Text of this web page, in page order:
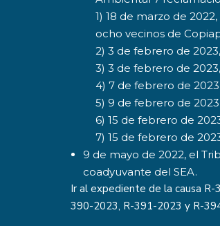
1) 18 de marzo de
ocho vecinos de
2) 3 de febrero de
3) 3 de febrero de
4) 7 de febrero de
5) 9 de febrero de
6) 15 de febrero de
7) 15 de febrero de
9 de mayo de 2022, el
coadyuvante del SEA.
Ir al expediente de la causa R-
390-2023, R-391-2023 y R-